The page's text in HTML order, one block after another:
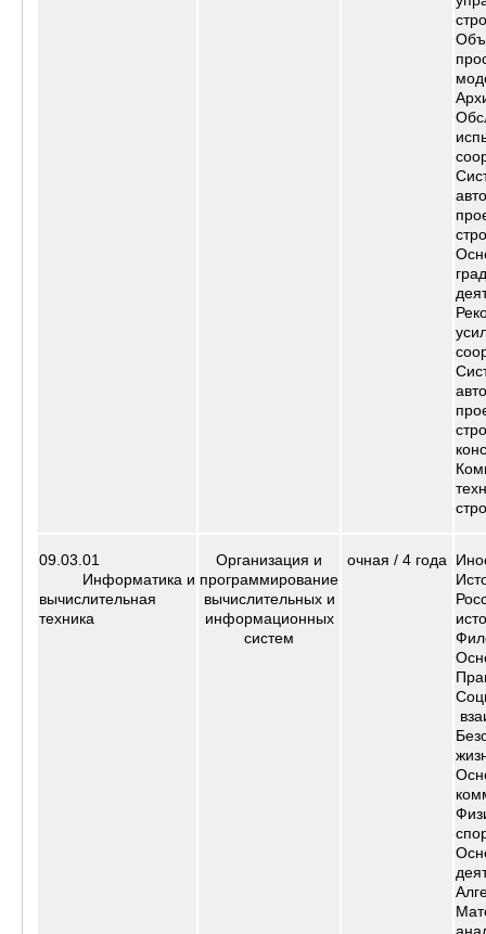
09.03.01
Информатика и
вычислительная
техника
Организация и
программирование
вычислительных и
информационных
систем
очная / 4 года